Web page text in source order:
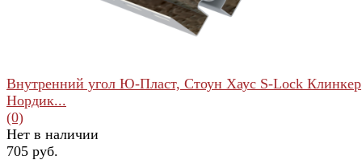
Внутренний угол Ю-Пласт, Стоун Хаус S-Lock Клинкер
Нордик...
(0)
Нет в наличии
705 руб.